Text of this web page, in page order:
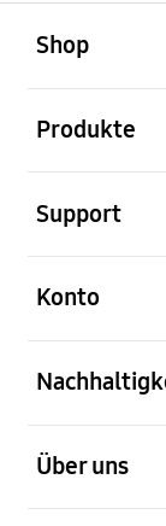
Shop
Produkte
Support
Konto
Über uns